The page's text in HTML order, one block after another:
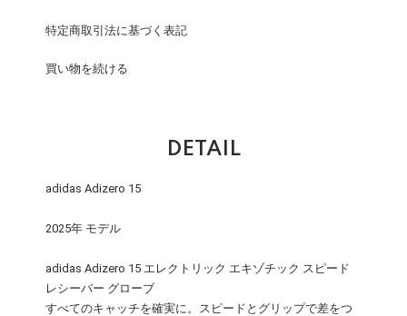
特定商取引法に基づく表記
買い物を続ける
DETAIL
adidas Adizero 15
2025年 モデル
adidas Adizero 15 エレクトリック エキゾチック スピード
レシーバー グローブ
すべてのキャッチを確実に。スピードとグリップで差をつ